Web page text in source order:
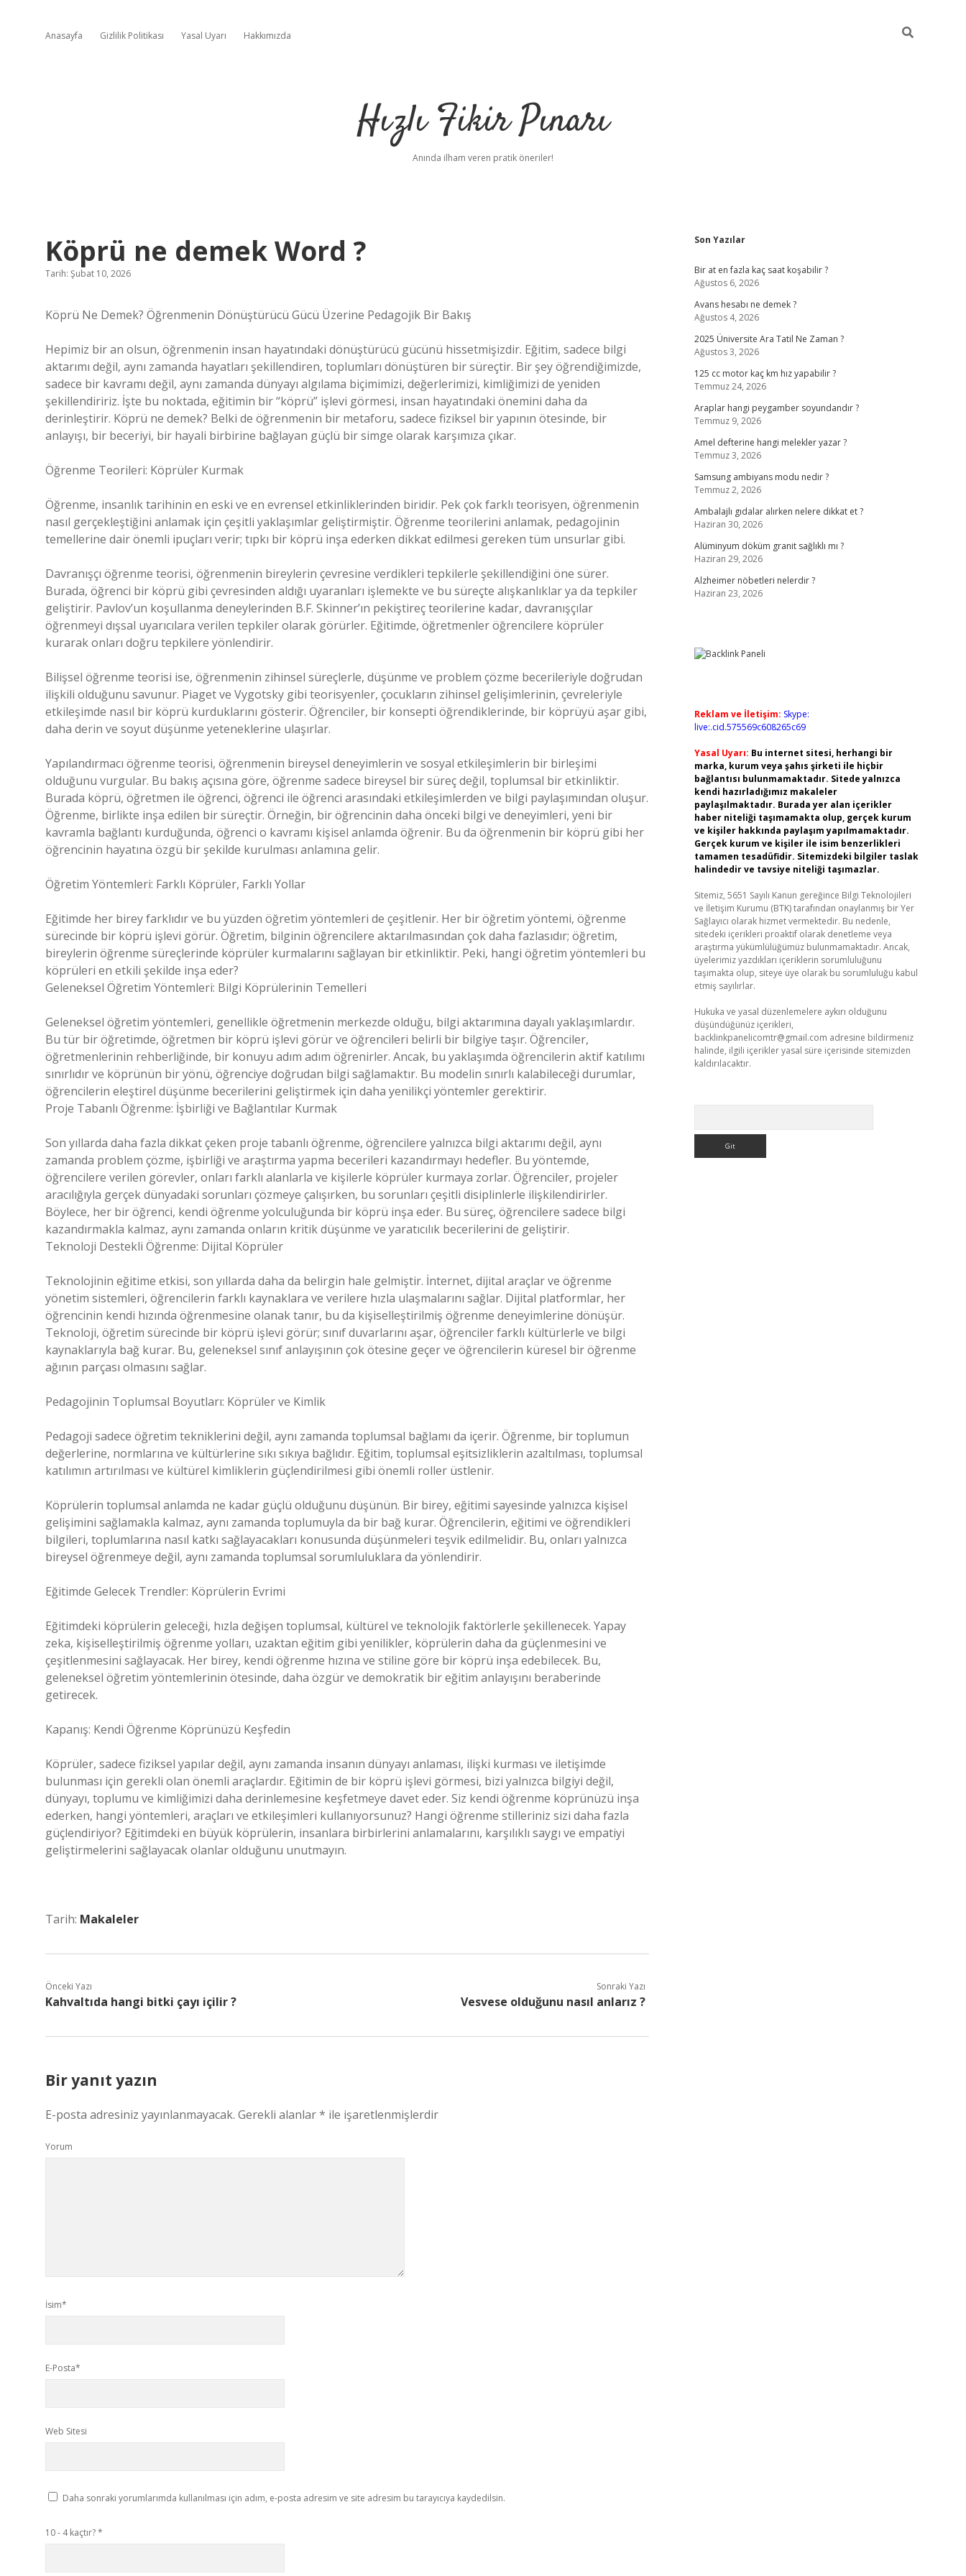
Anasayfa Gizlilik Politikası Yasal Uyarı Hakkımızda
Hızlı Fikir Pınarı
Anında ilham veren pratik öneriler!
Köprü ne demek Word ?
Tarih: Şubat 10, 2026
Köprü Ne Demek? Öğrenmenin Dönüştürücü Gücü Üzerine Pedagojik Bir Bakış
Hepimiz bir an olsun, öğrenmenin insan hayatındaki dönüştürücü gücünü hissetmişizdir. Eğitim, sadece bilgi
aktarımı değil, aynı zamanda hayatları şekillendiren, toplumları dönüştüren bir süreçtir. Bir şey öğrendiğimizde,
sadece bir kavramı değil, aynı zamanda dünyayı algılama biçimimizi, değerlerimizi, kimliğimizi de yeniden
şekillendiririz. İşte bu noktada, eğitimin bir “köprü” işlevi görmesi, insan hayatındaki önemini daha da
derinleştirir. Köprü ne demek? Belki de öğrenmenin bir metaforu, sadece fiziksel bir yapının ötesinde, bir
anlayışı, bir beceriyi, bir hayali birbirine bağlayan güçlü bir simge olarak karşımıza çıkar.
Öğrenme Teorileri: Köprüler Kurmak
Öğrenme, insanlık tarihinin en eski ve en evrensel etkinliklerinden biridir. Pek çok farklı teorisyen, öğrenmenin
nasıl gerçekleştiğini anlamak için çeşitli yaklaşımlar geliştirmiştir. Öğrenme teorilerini anlamak, pedagojinin
temellerine dair önemli ipuçları verir; tıpkı bir köprü inşa ederken dikkat edilmesi gereken tüm unsurlar gibi.
Davranışçı öğrenme teorisi, öğrenmenin bireylerin çevresine verdikleri tepkilerle şekillendiğini öne sürer.
Burada, öğrenci bir köprü gibi çevresinden aldığı uyaranları işlemekte ve bu süreçte alışkanlıklar ya da tepkiler
geliştirir. Pavlov’un koşullanma deneylerinden B.F. Skinner’ın pekiştireç teorilerine kadar, davranışçılar
öğrenmeyi dışsal uyarıcılara verilen tepkiler olarak görürler. Eğitimde, öğretmenler öğrencilere köprüler
kurarak onları doğru tepkilere yönlendirir.
Bilişsel öğrenme teorisi ise, öğrenmenin zihinsel süreçlerle, düşünme ve problem çözme becerileriyle doğrudan
ilişkili olduğunu savunur. Piaget ve Vygotsky gibi teorisyenler, çocukların zihinsel gelişimlerinin, çevreleriyle
etkileşimde nasıl bir köprü kurduklarını gösterir. Öğrenciler, bir konsepti öğrendiklerinde, bir köprüyü aşar gibi,
daha derin ve soyut düşünme yeteneklerine ulaşırlar.
Yapılandırmacı öğrenme teorisi, öğrenmenin bireysel deneyimlerin ve sosyal etkileşimlerin bir birleşimi
olduğunu vurgular. Bu bakış açısına göre, öğrenme sadece bireysel bir süreç değil, toplumsal bir etkinliktir.
Burada köprü, öğretmen ile öğrenci, öğrenci ile öğrenci arasındaki etkileşimlerden ve bilgi paylaşımından oluşur.
Öğrenme, birlikte inşa edilen bir süreçtir. Örneğin, bir öğrencinin daha önceki bilgi ve deneyimleri, yeni bir
kavramla bağlantı kurduğunda, öğrenci o kavramı kişisel anlamda öğrenir. Bu da öğrenmenin bir köprü gibi her
öğrencinin hayatına özgü bir şekilde kurulması anlamına gelir.
Öğretim Yöntemleri: Farklı Köprüler, Farklı Yollar
Eğitimde her birey farklıdır ve bu yüzden öğretim yöntemleri de çeşitlenir. Her bir öğretim yöntemi, öğrenme
sürecinde bir köprü işlevi görür. Öğretim, bilginin öğrencilere aktarılmasından çok daha fazlasıdır; öğretim,
bireylerin öğrenme süreçlerinde köprüler kurmalarını sağlayan bir etkinliktir. Peki, hangi öğretim yöntemleri bu
köprüleri en etkili şekilde inşa eder?
Geleneksel Öğretim Yöntemleri: Bilgi Köprülerinin Temelleri
Geleneksel öğretim yöntemleri, genellikle öğretmenin merkezde olduğu, bilgi aktarımına dayalı yaklaşımlardır.
Bu tür bir öğretimde, öğretmen bir köprü işlevi görür ve öğrencileri belirli bir bilgiye taşır. Öğrenciler,
öğretmenlerinin rehberliğinde, bir konuyu adım adım öğrenirler. Ancak, bu yaklaşımda öğrencilerin aktif katılımı
sınırlıdır ve köprünün bir yönü, öğrenciye doğrudan bilgi sağlamaktır. Bu modelin sınırlı kalabileceği durumlar,
öğrencilerin eleştirel düşünme becerilerini geliştirmek için daha yenilikçi yöntemler gerektirir.
Proje Tabanlı Öğrenme: İşbirliği ve Bağlantılar Kurmak
Son yıllarda daha fazla dikkat çeken proje tabanlı öğrenme, öğrencilere yalnızca bilgi aktarımı değil, aynı
zamanda problem çözme, işbirliği ve araştırma yapma becerileri kazandırmayı hedefler. Bu yöntemde,
öğrencilere verilen görevler, onları farklı alanlarla ve kişilerle köprüler kurmaya zorlar. Öğrenciler, projeler
aracılığıyla gerçek dünyadaki sorunları çözmeye çalışırken, bu sorunları çeşitli disiplinlerle ilişkilendirirler.
Böylece, her bir öğrenci, kendi öğrenme yolculuğunda bir köprü inşa eder. Bu süreç, öğrencilere sadece bilgi
kazandırmakla kalmaz, aynı zamanda onların kritik düşünme ve yaratıcılık becerilerini de geliştirir.
Teknoloji Destekli Öğrenme: Dijital Köprüler
Teknolojinin eğitime etkisi, son yıllarda daha da belirgin hale gelmiştir. İnternet, dijital araçlar ve öğrenme
yönetim sistemleri, öğrencilerin farklı kaynaklara ve verilere hızla ulaşmalarını sağlar. Dijital platformlar, her
öğrencinin kendi hızında öğrenmesine olanak tanır, bu da kişiselleştirilmiş öğrenme deneyimlerine dönüşür.
Teknoloji, öğretim sürecinde bir köprü işlevi görür; sınıf duvarlarını aşar, öğrenciler farklı kültürlerle ve bilgi
kaynaklarıyla bağ kurar. Bu, geleneksel sınıf anlayışının çok ötesine geçer ve öğrencilerin küresel bir öğrenme
ağının parçası olmasını sağlar.
Pedagojinin Toplumsal Boyutları: Köprüler ve Kimlik
Pedagoji sadece öğretim tekniklerini değil, aynı zamanda toplumsal bağlamı da içerir. Öğrenme, bir toplumun
değerlerine, normlarına ve kültürlerine sıkı sıkıya bağlıdır. Eğitim, toplumsal eşitsizliklerin azaltılması, toplumsal
katılımın artırılması ve kültürel kimliklerin güçlendirilmesi gibi önemli roller üstlenir.
Köprülerin toplumsal anlamda ne kadar güçlü olduğunu düşünün. Bir birey, eğitimi sayesinde yalnızca kişisel
gelişimini sağlamakla kalmaz, aynı zamanda toplumuyla da bir bağ kurar. Öğrencilerin, eğitimi ve öğrendikleri
bilgileri, toplumlarına nasıl katkı sağlayacakları konusunda düşünmeleri teşvik edilmelidir. Bu, onları yalnızca
bireysel öğrenmeye değil, aynı zamanda toplumsal sorumluluklara da yönlendirir.
Eğitimde Gelecek Trendler: Köprülerin Evrimi
Eğitimdeki köprülerin geleceği, hızla değişen toplumsal, kültürel ve teknolojik faktörlerle şekillenecek. Yapay
zeka, kişiselleştirilmiş öğrenme yolları, uzaktan eğitim gibi yenilikler, köprülerin daha da güçlenmesini ve
çeşitlenmesini sağlayacak. Her birey, kendi öğrenme hızına ve stiline göre bir köprü inşa edebilecek. Bu,
geleneksel öğretim yöntemlerinin ötesinde, daha özgür ve demokratik bir eğitim anlayışını beraberinde
getirecek.
Kapanış: Kendi Öğrenme Köprünüzü Keşfedin
Köprüler, sadece fiziksel yapılar değil, aynı zamanda insanın dünyayı anlaması, ilişki kurması ve iletişimde
bulunması için gerekli olan önemli araçlardır. Eğitimin de bir köprü işlevi görmesi, bizi yalnızca bilgiyi değil,
dünyayı, toplumu ve kimliğimizi daha derinlemesine keşfetmeye davet eder. Siz kendi öğrenme köprünüzü inşa
ederken, hangi yöntemleri, araçları ve etkileşimleri kullanıyorsunuz? Hangi öğrenme stilleriniz sizi daha fazla
güçlendiriyor? Eğitimdeki en büyük köprülerin, insanlara birbirlerini anlamalarını, karşılıklı saygı ve empatiyi
geliştirmelerini sağlayacak olanlar olduğunu unutmayın.
Tarih: Makaleler
Önceki Yazı
Kahvaltıda hangi bitki çayı içilir ?
Sonraki Yazı
Vesvese olduğunu nasıl anlarız ?
Bir yanıt yazın
E-posta adresiniz yayınlanmayacak. Gerekli alanlar* ile işaretlenmişlerdir
Yorum
İsim*
E-Posta*
Web Sitesi
Daha sonraki yorumlarımda kullanılması için adım, e-posta adresim ve site adresim bu tarayıcıya kaydedilsin.
10 - 4 kaçtır?*
Sidebar
Son Yazılar
Bir at en fazla kaç saat koşabilir ?
Ağustos 6, 2026
Avans hesabı ne demek ?
Ağustos 4, 2026
2025 Üniversite Ara Tatil Ne Zaman ?
Ağustos 3, 2026
125 cc motor kaç km hız yapabilir ?
Temmuz 24, 2026
Araplar hangi peygamber soyundandır ?
Temmuz 9, 2026
Amel defterine hangi melekler yazar ?
Temmuz 3, 2026
Samsung ambiyans modu nedir ?
Temmuz 2, 2026
Ambalajlı gıdalar alırken nelere dikkat et ?
Haziran 30, 2026
Alüminyum döküm granit sağlıklı mı ?
Haziran 29, 2026
Alzheimer nöbetleri nelerdir ?
Haziran 23, 2026
Reklam ve İletişim: Skype:
live:.cid.575569c608265c69
Yasal Uyarı: Bu internet sitesi, herhangi bir
marka, kurum veya şahıs şirketi ile hiçbir
bağlantısı bulunmamaktadır. Sitede yalnızca
kendi hazırladığımız makaleler
paylaşılmaktadır. Burada yer alan içerikler
haber niteliği taşımamakta olup, gerçek kurum
ve kişiler hakkında paylaşım yapılmamaktadır.
Gerçek kurum ve kişiler ile isim benzerlikleri
tamamen tesadüfidir. Sitemizdeki bilgiler taslak
halindedir ve tavsiye niteliği taşımazlar.
Sitemiz, 5651 Sayılı Kanun gereğince Bilgi Teknolojileri
ve İletişim Kurumu (BTK) tarafından onaylanmış bir Yer
Sağlayıcı olarak hizmet vermektedir. Bu nedenle,
sitedeki içerikleri proaktif olarak denetleme veya
araştırma yükümlülüğümüz bulunmamaktadır. Ancak,
üyelerimiz yazdıkları içeriklerin sorumluluğunu
taşımakta olup, siteye üye olarak bu sorumluluğu kabul
etmiş sayılırlar.
Hukuka ve yasal düzenlemelere aykırı olduğunu
düşündüğünüz içerikleri,
backlinkpanelicomtr@gmail.com adresine bildirmeniz
halinde, ilgili içerikler yasal süre içerisinde sitemizden
kaldırılacaktır.